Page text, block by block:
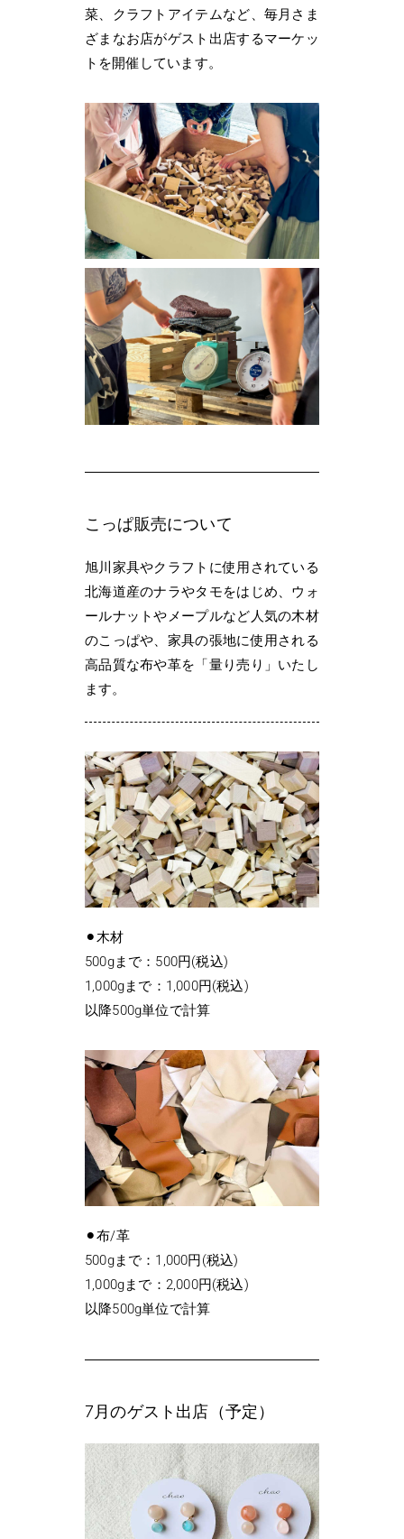
菜、クラフトアイテムなど、毎月さま
ざまなお店がゲスト出店するマーケッ
トを開催しています。
こっぱ販売について
旭川家具やクラフトに使用されている
北海道産のナラやタモをはじめ、ウォ
ールナットやメープルなど人気の木材
のこっぱや、家具の張地に使用される
高品質な布や革を「量り売り」いたし
ます。
⚫︎木材
500gまで：500円(税込)
1,000gまで：1,000円(税込)
以降500g単位で計算
⚫︎布/革
500gまで：1,000円(税込)
1,000gまで：2,000円(税込)
以降500g単位で計算
7月のゲスト出店（予定）